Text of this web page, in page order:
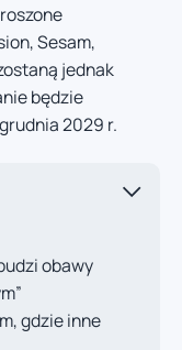
Sesam,
jednak
będzie
2029 r.
obawy
gdzie inne